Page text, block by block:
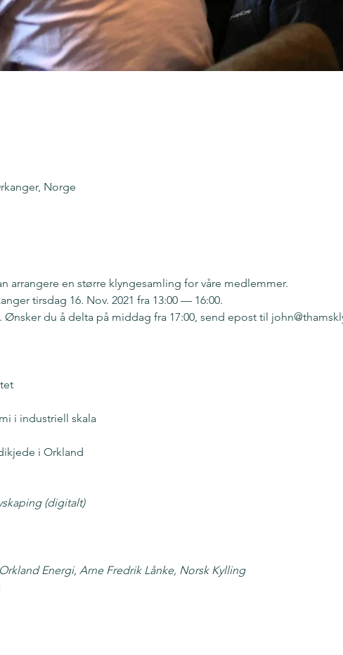
Norge
arrangere en større klyngesamling for våre medlemmer.
tirsdag 16. Nov. 2021 fra 13:00 — 16:00.
du å delta på middag fra 17:00, send epost til
i industriell skala
i Orkland
(digitalt)
Energi, Arne Fredrik Lånke, Norsk Kylling